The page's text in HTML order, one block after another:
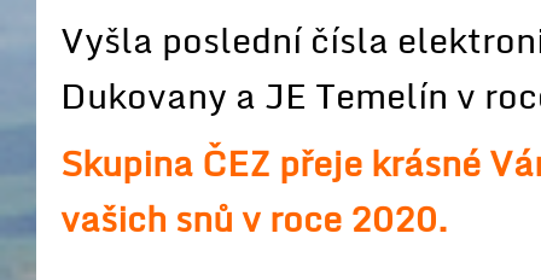
Vyšla poslední čísla
Dukovany a JE Temelín v
Skupina ČEZ přeje krásné
vašich snů v roce 2020.